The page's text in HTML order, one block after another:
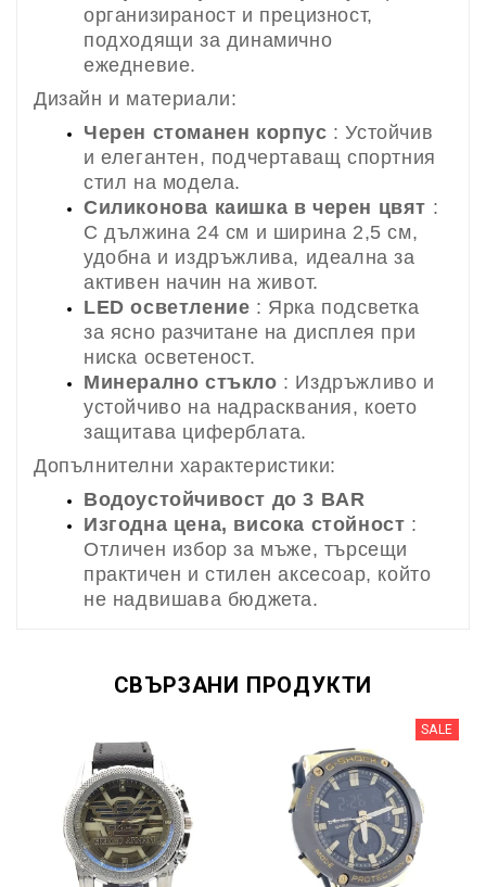
организираност и прецизност,
подходящи за динамично
ежедневие.
Дизайн и материали:
Черен стоманен корпус : Устойчив
и елегантен, подчертаващ спортния
стил на модела.
Силиконова каишка в черен цвят :
С дължина 24 см и ширина 2,5 см,
удобна и издръжлива, идеална за
активен начин на живот.
LED осветление : Ярка подсветка
за ясно разчитане на дисплея при
ниска осветеност.
Минерално стъкло : Издръжливо и
устойчиво на надрасквания, което
защитава циферблата.
Допълнителни характеристики:
Водоустойчивост до 3 BAR
Изгодна цена, висока стойност :
Отличен избор за мъже, търсещи
практичен и стилен аксесоар, който
не надвишава бюджета.
СВЪРЗАНИ ПРОДУКТИ
SALE